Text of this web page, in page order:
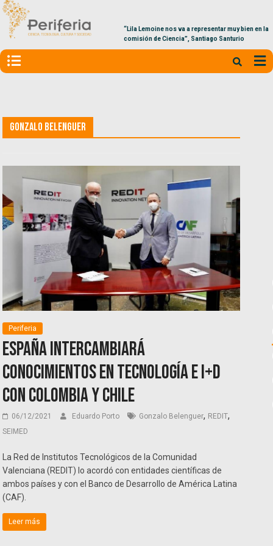
“Lila Lemoine nos va a representar muy bien en la
comisión de Ciencia”, Santiago Santurio
Gonzalo Belenguer
Periferia
España intercambiará
conocimientos en tecnología e I+D
con Colombia y Chile
06/12/2021 Eduardo Porto Gonzalo Belenguer, REDIT,
SEIMED
La Red de Institutos Tecnológicos de la Comunidad
Valenciana (REDIT) lo acordó con entidades científicas de
ambos países y con el Banco de Desarrollo de América Latina
(CAF).
Leer más